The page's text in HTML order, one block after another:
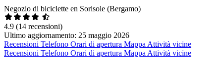
Negozio di biciclette en Sorisole (Bergamo)
4.9 (14 recensioni)
Ultimo aggiornamento: 25 maggio 2026
Recensioni Telefono Orari di apertura Mappa Attività vicine
Recensioni Telefono Orari di apertura Mappa Attività vicine